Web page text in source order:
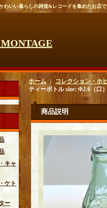
わいい暮らしの雑貨&レコードを集めたお店で
キャ
ケト
ー
ホーム｜ コレクション・ホ
ティーボトル size: Φ2.6（口
商品説明